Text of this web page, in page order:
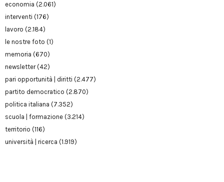
economia (2.061)
interventi (176)
lavoro (2.184)
le nostre foto (1)
memoria (670)
newsletter(42)
pari opportunità | diritti (2.477)
partito democratico (2.870)
politica italiana (7.352)
scuola | formazione (3.214)
territorio (116)
università | ricerca (1.919)